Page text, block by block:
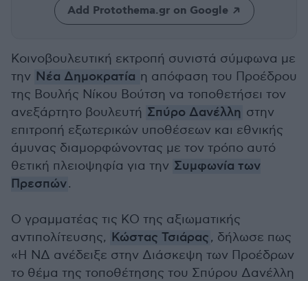
Add Protothema.gr on Google
Κοινοβουλευτική εκτροπή συνιστά σύμφωνα με
την Νέα Δημοκρατία η απόφαση του Προέδρου
της Βουλής Νίκου Βούτση να τοποθετήσει τον
ανεξάρτητο βουλευτή Σπύρο Δανέλλη στην
επιτροπή εξωτερικών υποθέσεων και εθνικής
άμυνας διαμορφώνοντας με τον τρόπο αυτό
θετική πλειοψηφία για την Συμφωνία των
Πρεσπών.
Ο γραμματέας τις ΚΟ της αξιωματικής
αντιπολίτευσης, Κώστας Τσιάρας, δήλωσε πως
«Η ΝΔ ανέδειξε στην Διάσκεψη των Προέδρων
το θέμα της τοποθέτησης του Σπύρου Δανέλλη